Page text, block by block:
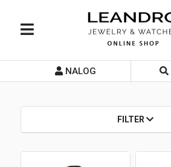
Početna
Prodavnice
NALOG
FILTER